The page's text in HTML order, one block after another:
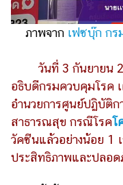
สูตร
อาหาร
ง่ายๆ
ช้อป
ปิ้ง
รถยนต์
บ้าน
และ
ภาพจาก เฟซบุ๊ก กร
วันที่ 3 กันยายน
อธิบดีกรมควบคุมโรค
อำนวยการศูนย์ปฏิบัติ
สาธารณสุข กรณีโรคโ
วัคซีนแล้วอย่างน้อย 1
ประสิทธิภาพและปลอด